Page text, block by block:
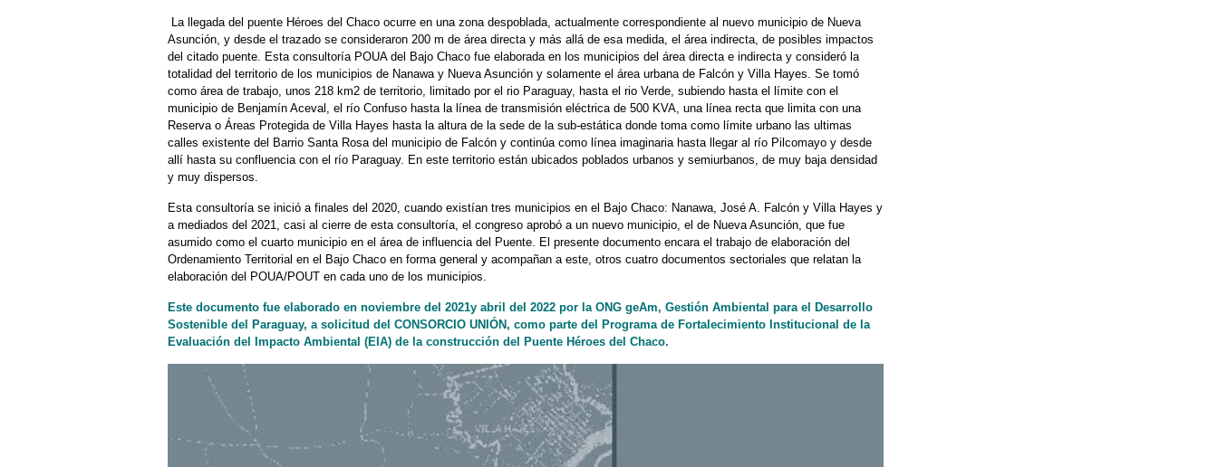
La llegada del puente Héroes del Chaco ocurre en una zona despoblada, actualmente correspondiente al nuevo municipio de Nueva
Asunción, y desde el trazado se consideraron 200 m de área directa y más allá de esa medida, el área indirecta, de posibles impactos
del citado puente. Esta consultoría POUA del Bajo Chaco fue elaborada en los municipios del área directa e indirecta y consideró la
totalidad del territorio de los municipios de Nanawa y Nueva Asunción y solamente el área urbana de Falcón y Villa Hayes. Se tomó
como área de trabajo, unos 218 km2 de territorio, limitado por el rio Paraguay, hasta el rio Verde, subiendo hasta el límite con el
municipio de Benjamín Aceval, el río Confuso hasta la línea de transmisión eléctrica de 500 KVA, una línea recta que limita con una
Reserva o Áreas Protegida de Villa Hayes hasta la altura de la sede de la sub-estática donde toma como límite urbano las ultimas
calles existente del Barrio Santa Rosa del municipio de Falcón y continúa como línea imaginaria hasta llegar al río Pilcomayo y desde
allí hasta su confluencia con el río Paraguay. En este territorio están ubicados poblados urbanos y semiurbanos, de muy baja densidad
y muy dispersos.
Esta consultoría se inició a finales del 2020, cuando existían tres municipios en el Bajo Chaco: Nanawa, José A. Falcón y Villa Hayes y
a mediados del 2021, casi al cierre de esta consultoría, el congreso aprobó a un nuevo municipio, el de Nueva Asunción, que fue
asumido como el cuarto municipio en el área de influencia del Puente. El presente documento encara el trabajo de elaboración del
Ordenamiento Territorial en el Bajo Chaco en forma general y acompañan a este, otros cuatro documentos sectoriales que relatan la
elaboración del POUA/POUT en cada uno de los municipios.
Este documento fue elaborado en noviembre del 2021y abril del 2022 por la ONG geAm, Gestión Ambiental para el Desarrollo
Sostenible del Paraguay, a solicitud del CONSORCIO UNIÓN, como parte del Programa de Fortalecimiento Institucional de la
Evaluación del Impacto Ambiental (EIA) de la construcción del Puente Héroes del Chaco.